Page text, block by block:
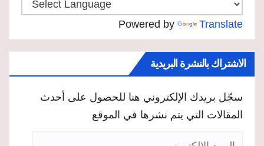
Powered by Translate
الاشتراك بالنشرة البريدية
سجّل بريدك الإلكتروني هنا للحصول على أحدث
المقالات التي يتم نشرها في الموقع
البريد